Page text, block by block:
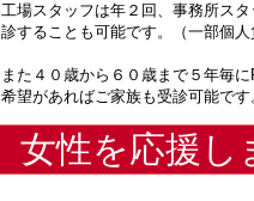
工場スタッフは年２回、事務所ス
診することも可能です。（一部個人
また４０歳から６０歳まで５年毎
希望があればご家族も受診可能で
女性を応援し